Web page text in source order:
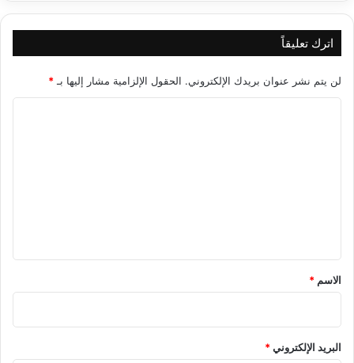
اترك تعليقاً
لن يتم نشر عنوان بريدك الإلكتروني. الحقول الإلزامية مشار إليها بـ *
*
الاسم *
البريد الإلكتروني*